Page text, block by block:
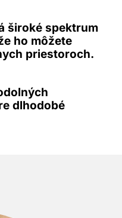
široké spektrum
ho môžete
priestoroch.
dlhodobé